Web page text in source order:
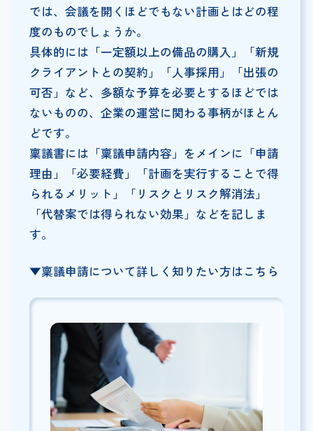
では、会議を開くほどでもない計画とはどの程
度のものでしょうか。
具体的には「一定額以上の備品の購入」「新規
クライアントとの契約」「人事採用」「出張の
可否」など、多額な予算を必要とするほどでは
ないものの、企業の運営に関わる事柄がほとん
どです。
稟議書には「稟議申請内容」をメインに「申請
理由」「必要経費」「計画を実行することで得
られるメリット」「リスクとリスク解消法」
「代替案では得られない効果」などを記しま
す。
▼稟議申請について詳しく知りたい方はこちら